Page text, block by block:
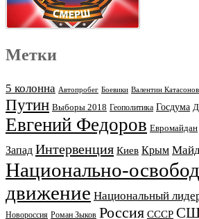
Метки
5 колонна Автопробег Боевики Валентин Катасонов
Путин Выборы 2018 Геополитика Госдума
Евгений Федоров Евромайдан
Запад Интервенция Киев Крым
Национально-
движение Национальный
Новороссия Роман Зыков Россия СССР